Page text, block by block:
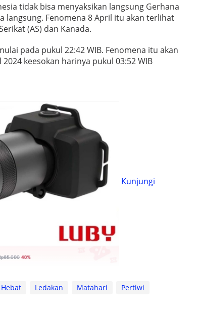
tidak bisa menyaksikan langsung Gerhana
langsung. Fenomena 8 April itu akan terlihat
(AS) dan Kanada.
pada pukul 22:42 WIB. Fenomena itu akan
keesokan harinya pukul 03:52 WIB
Kunjungi
Hebat Ledakan Matahari
Pertiwi